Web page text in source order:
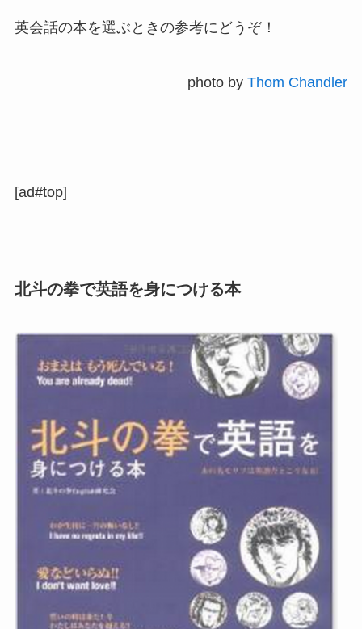
英会話の本を選ぶときの参考にどうぞ！
photo byThom Chandler
[ad#top]
北斗の拳で英語を身につける本